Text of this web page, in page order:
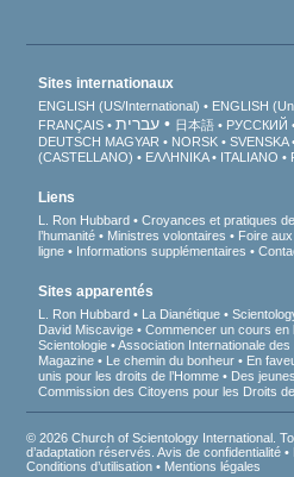
Sites internationaux
ENGLISH (US/International) ENGLISH
FRANÇAIS
עברית 日本語 РУССКИЙ
DEUTSCH MAGYAR NORSK SVENSKA
(CASTELLANO)
ΕΛΛΗΝΙΚA ITALIANO
Liens
L. Ron Hubbard Croyances et pratiques
l’humanité
Ministres volontaires Foire
ligne
Informations supplémentaires
Sites apparentés
L. Ron Hubbard La Dianétique
David Miscavige
Commencer un cours en
Scientologie
Association Internationale des
Magazine
Le chemin du bonheur En
unis pour les droits de l’Homme
Des
Commission des Citoyens pour les Droits de
© 2026 Church of Scientology International.
d’adaptation réservés.Avis de confidentialité •
Conditions d’utilisation • Mentions légales